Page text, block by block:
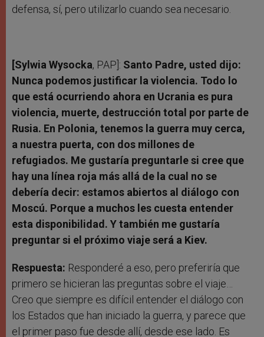
defensa, sí, pero utilizarlo cuando sea necesario.
[Sylwia Wysocka, PAP]: Santo Padre, usted dijo:
Nunca podemos justificar la violencia. Todo lo
que está ocurriendo ahora en Ucrania es pura
violencia, muerte, destrucción total por parte de
Rusia. En Polonia, tenemos la guerra muy cerca,
a nuestra puerta, con dos millones de
refugiados. Me gustaría preguntarle si cree que
hay una línea roja más allá de la cual no se
debería decir: estamos abiertos al diálogo con
Moscú. Porque a muchos les cuesta entender
esta disponibilidad. Y también me gustaría
preguntar si el próximo viaje será a Kiev.
Respuesta: Responderé a eso, pero preferiría que
primero se hicieran las preguntas sobre el viaje…
Creo que siempre es difícil entender el diálogo con
los Estados que han iniciado la guerra, y parece que
el primer paso fue desde allí, desde ese lado. Es